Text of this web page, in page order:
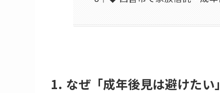
1. なぜ「成年後見は避けたい